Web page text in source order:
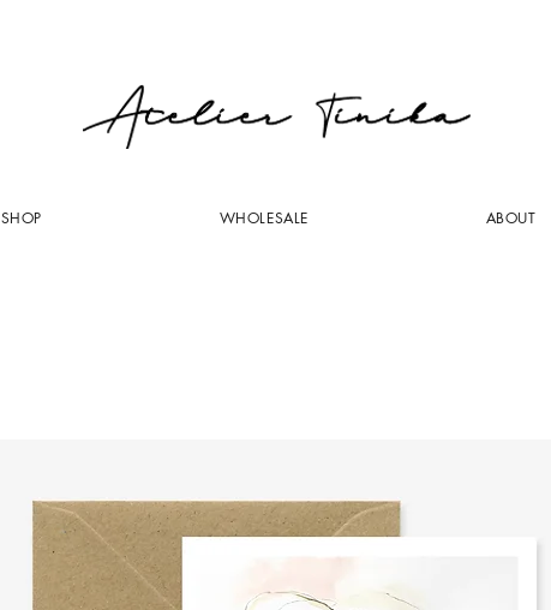
SHOP WHOLESALE ABOUT